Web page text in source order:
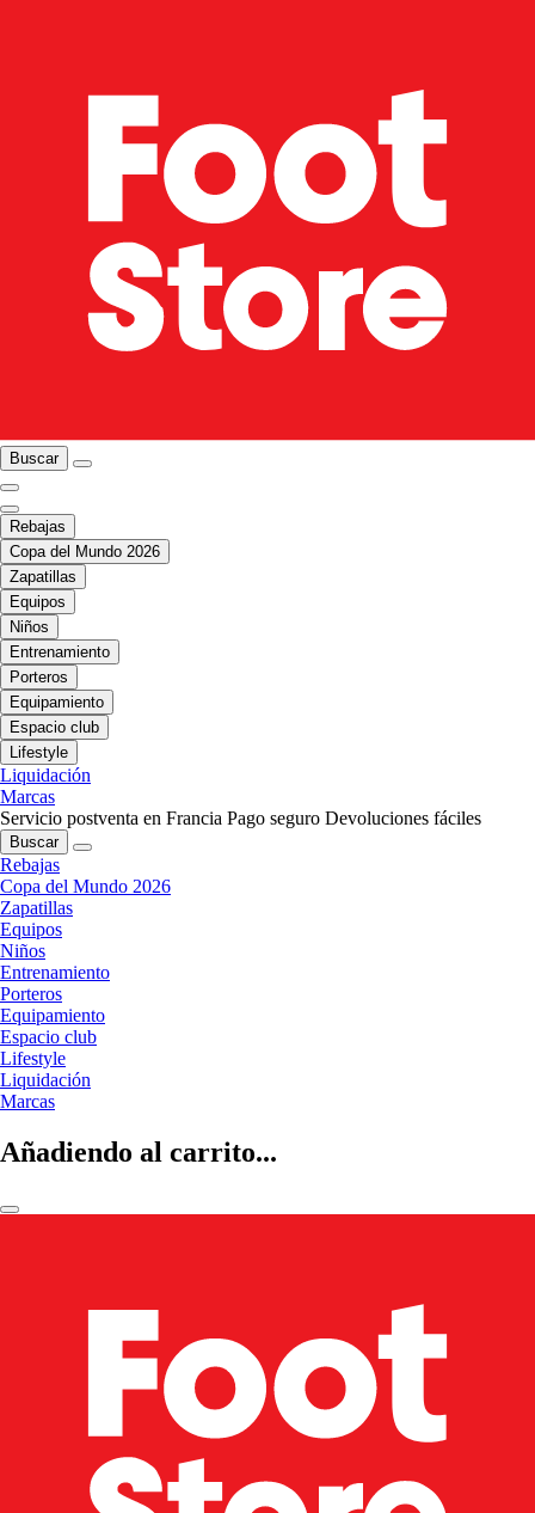
Buscar
Rebajas
Copa del Mundo 2026
Zapatillas
Equipos
Niños
Entrenamiento
Porteros
Equipamiento
Espacio club
Lifestyle
Liquidación
Marcas
Servicio postventa en Francia Pago seguro Devoluciones fáciles
Buscar
Rebajas
Copa del Mundo 2026
Zapatillas
Equipos
Niños
Entrenamiento
Porteros
Equipamiento
Espacio club
Lifestyle
Liquidación
Marcas
Añadiendo al carrito...